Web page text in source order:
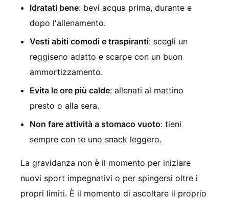
Idratati bene: bevi acqua prima, durante e
dopo l'allenamento.
Vesti abiti comodi e traspiranti: scegli un
reggiseno adatto e scarpe con un buon
ammortizzamento.
Evita le ore più calde: allenati al mattino
presto o alla sera.
Non fare attività a stomaco vuoto: tieni
sempre con te uno snack leggero.
La gravidanza non è il momento per iniziare
nuovi sport impegnativi o per spingersi oltre i
propri limiti. È il momento di ascoltare il proprio